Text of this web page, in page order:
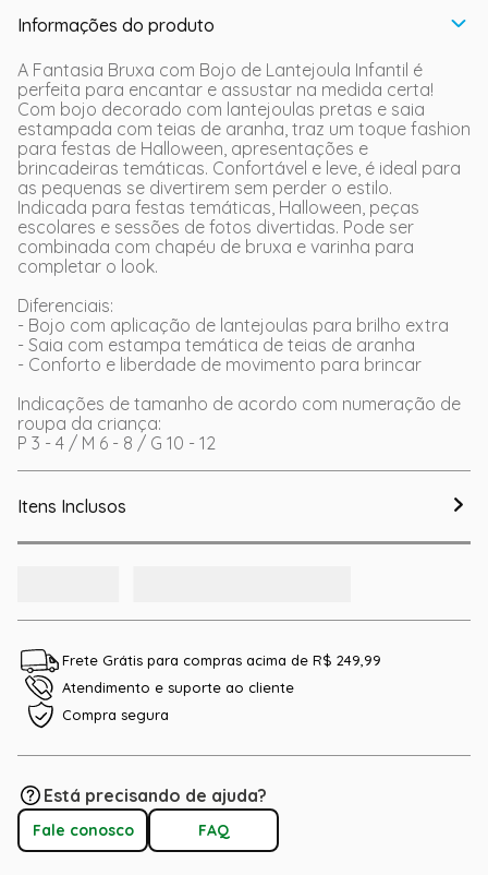
Informações do produto
A Fantasia Bruxa com Bojo de Lantejoula Infantil é
perfeita para encantar e assustar na medida certa!
Com bojo decorado com lantejoulas pretas e saia
estampada com teias de aranha, traz um toque fashion
para festas de Halloween, apresentações e
brincadeiras temáticas. Confortável e leve, é ideal para
as pequenas se divertirem sem perder o estilo.
Indicada para festas temáticas, Halloween, peças
escolares e sessões de fotos divertidas. Pode ser
combinada com chapéu de bruxa e varinha para
completar o look.
Diferenciais:
- Bojo com aplicação de lantejoulas para brilho extra
- Saia com estampa temática de teias de aranha
- Conforto e liberdade de movimento para brincar
Indicações de tamanho de acordo com numeração de
roupa da criança:
P 3 - 4 / M 6 - 8 / G 10 - 12
Itens Inclusos
Frete Grátis para compras acima de R$ 249,99
Atendimento e suporte ao cliente
Compra segura
Está precisando de ajuda?
Fale conosco FAQ